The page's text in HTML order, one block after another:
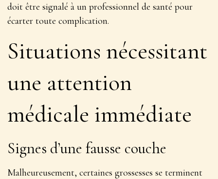
doit être signalé à un professionnel de santé pour
écarter toute complication.
Situations nécessitant
une attention
médicale immédiate
Signes d’une fausse couche
Malheureusement, certaines grossesses se terminent